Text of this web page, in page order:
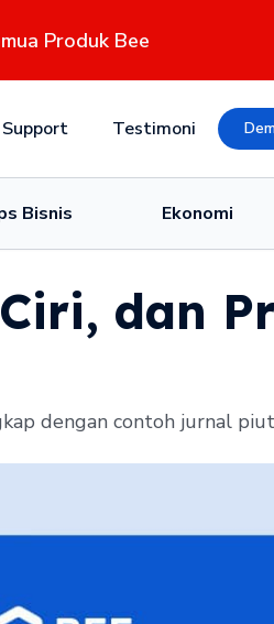
Produk Bee
Support Testimoni
Bisnis Ekonomi
dan
dengan contoh jurnal